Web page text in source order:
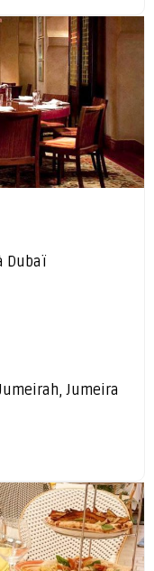
Dubaï
Jumeira